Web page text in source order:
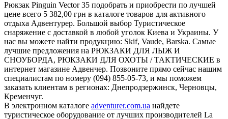
Рюкзак Pinguin Vector 35 подобрать и приобрести по лучшей
цене всего 5 382,00 грн в каталоге товаров для активного
отдыха Адвентурер. Большой выбор Туристическое
снаряжение с доставкой в любой уголок Киева и Украины. У
нас вы можете найти продукцию: Skif, Vaude, Barska. Самые
лучшие предложения на РЮКЗАКИ ДЛЯ ЛЫЖ И
СНОУБОРДА, РЮКЗАКИ ДЛЯ ОХОТЫ / ТАКТИЧЕСКИЕ в
интернет магазине Адвенчер. Позвоните прямо сейчас нашим
специалистам по номеру (094) 855-05-73, и мы поможем
заказать клиентам в регионах: Днепродзержинск, Черновцы,
Кременчуг.
В электронном каталоге adventurer.com.ua найдете
туристическое оборудование от лучших производителей La